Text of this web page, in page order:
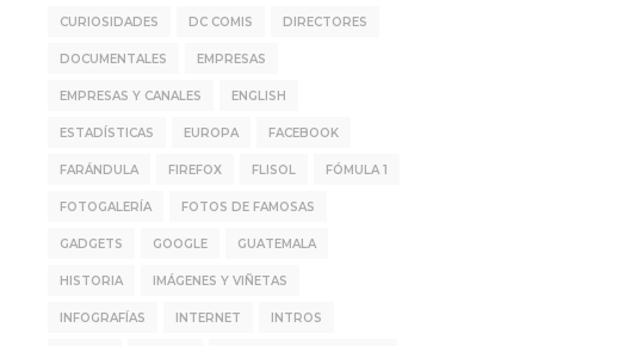
CURIOSIDADES DC COMIS DIRECTORES
DOCUMENTALES EMPRESAS
EMPRESAS Y CANALES ENGLISH
ESTADÍSTICAS EUROPA FACEBOOK
FARÁNDULA FIREFOX FLISOL FÓMULA 1
FOTOGALERÍA FOTOS DE FAMOSAS
GADGETS GOOGLE GUATEMALA
HISTORIA IMÁGENES Y VIÑETAS
INFOGRAFÍAS INTERNET INTROS